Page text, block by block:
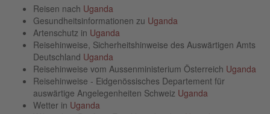
Reisen nach Uganda
Gesundheitsinformationen zu Uganda
Artenschutz in Uganda
Reisehinweise, Sicherheitshinweise des Auswärtigen Amts
Deutschland Uganda
Reisehinweise vom Aussenministerium Österreich Uganda
Reisehinweise - Eidgenössisches Departement für
auswärtige Angelegenheiten Schweiz Uganda
Wetter in Uganda